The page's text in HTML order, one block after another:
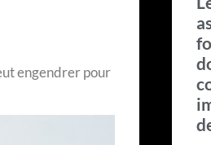
engendrer pour